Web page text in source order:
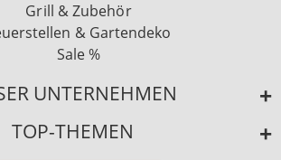
Grill & Zubehör
& Gartendeko
Sale %
UNTERNEHMEN
TOP-THEMEN